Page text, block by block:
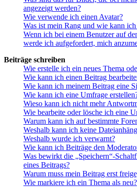
angezeigt werden?
Wie verwende ich einen Avatar?
Was ist mein Rang und wie kann
Wenn ich bei einem Benutzer auf
werde ich aufgefordert, mich
Beiträge schreiben
Wie erstelle ich ein neues Thema
Wie kann ich einen Beitrag
Wie kann ich meinem Beitrag eine
Wie kann ich eine Umfrage
Wieso kann ich nicht mehr
Wie bearbeite oder lösche ich eine
Warum kann ich auf bestimmte
Weshalb kann ich keine
Weshalb wurde ich verwarnt?
Wie kann ich Beiträge den
Was bewirkt die „Speichern“-
eines Beitrags?
Warum muss mein Beitrag erst
Wie markiere ich ein Thema als neu?